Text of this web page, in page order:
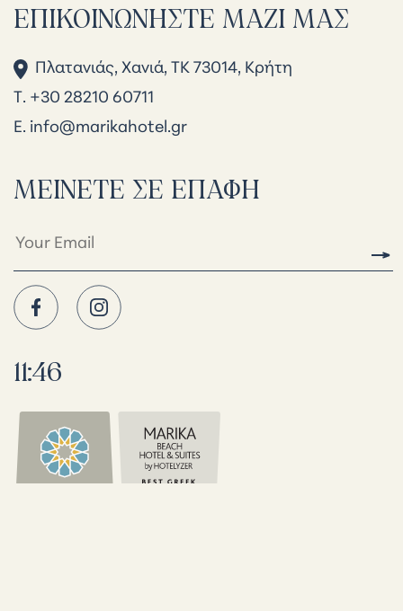
ΕΠΙΚΟΙΝΩΝΉΣΤΕ ΜΑΖΊ ΜΑΣ
Πλατανιάς, Χανιά, ΤΚ 73014, Κρήτη
Τ. +30 28210 60711
Ε. info@marikahotel.gr
ΜΕΊΝΕΤΕ ΣΕ ΕΠΑΦΉ
11:46